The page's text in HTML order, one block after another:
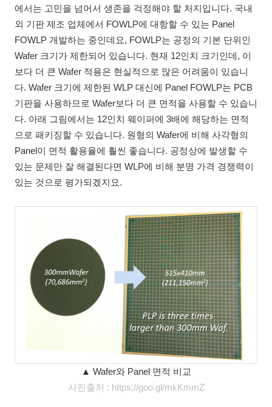
에서는 고민을 넘어서 생존을 걱정해야 할 처지입니다. 국내
외 기판 제조 업체에서 FOWLP에 대항할 수 있는 Panel
FOWLP 개발하는 중인데요, FOWLP는 공정의 기본 단위인
Wafer 크기가 제한되어 있습니다. 현재 12인치 크기인데, 이
보다 더 큰 Wafer 적용은 현실적으로 많은 어려움이 있습니
다. Wafer 크기에 제한된 WLP 대신에 Panel FOWLP는 PCB
기판을 사용하므로 Wafer보다 더 큰 면적을 사용할 수 있습니
다. 아래 그림에서는 12인치 웨이퍼에 3배에 해당하는 면적
으로 패키징할 수 있습니다. 원형의 Wafer에 비해 사각형의
Panel이 면적 활용율에 훨씬 좋습니다. 공정상에 발생할 수
있는 문제만 잘 해결된다면 WLP에 비해 분명 가격 경쟁력이
있는 것으로 평가되겠지요.
▲ Wafer와 Panel 면적 비교
사진출처 : https://goo.gl/mkKmmZ